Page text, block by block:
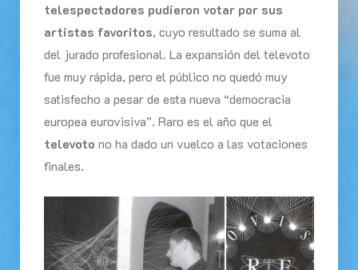
telespectadores pudieron votar por sus
artistas favoritos, cuyo resultado se suma al
del jurado profesional. La expansión del televoto
fue muy rápida, pero el público no quedó muy
satisfecho a pesar de esta nueva “democracia
europea eurovisiva”. Raro es el año que el
televoto no ha dado un vuelco a las votaciones
finales.